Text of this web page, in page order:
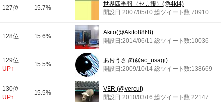
127位 15.7%
世界四季報（セカ報）(@4ki4)
開設日:2007/05/10 総ツイート数:70910
128位 15.6%
Akito(@Akito8868)
開設日:2014/06/11 総ツイート数:10036
129位
UP↑
15.5%
あおうさぎ(@ao_usagi)
開設日:2009/10/14 総ツイート数:138669
130位
UP↑
15.5%
VER (@vercut)
開設日:2010/03/16 総ツイート数:22147